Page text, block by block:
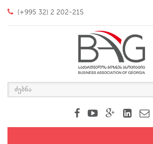
(+995 32) 2 202-215